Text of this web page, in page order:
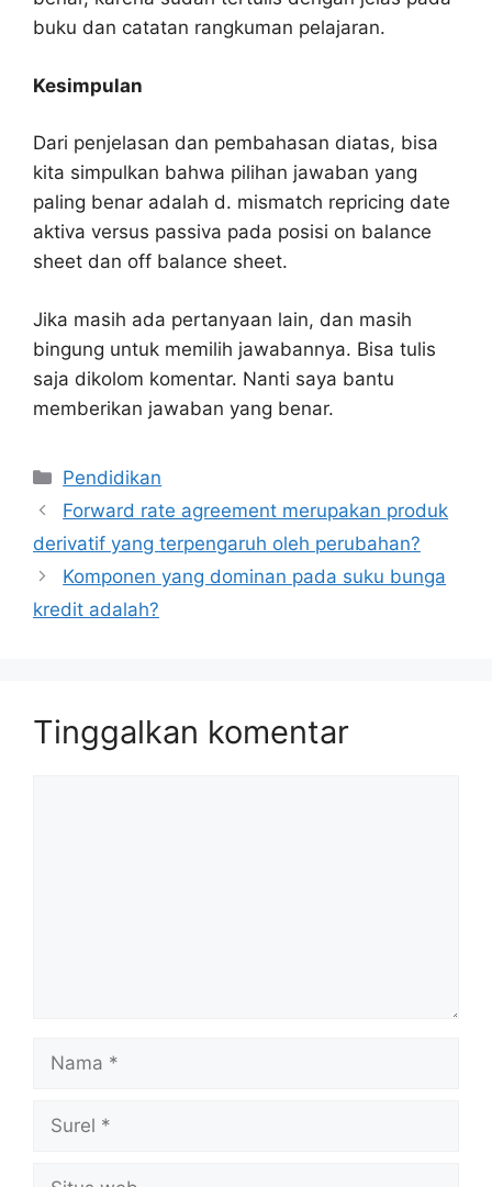
buku dan catatan rangkuman pelajaran.
Kesimpulan
Dari penjelasan dan pembahasan diatas, bisa
kita simpulkan bahwa pilihan jawaban yang
paling benar adalah d. mismatch repricing date
aktiva versus passiva pada posisi on balance
sheet dan off balance sheet.
Jika masih ada pertanyaan lain, dan masih
bingung untuk memilih jawabannya. Bisa tulis
saja dikolom komentar. Nanti saya bantu
memberikan jawaban yang benar.
Kategori
Pendidikan
Forward rate agreement merupakan produk
derivatif yang terpengaruh oleh perubahan?
Komponen yang dominan pada suku bunga
kredit adalah?
Tinggalkan komentar